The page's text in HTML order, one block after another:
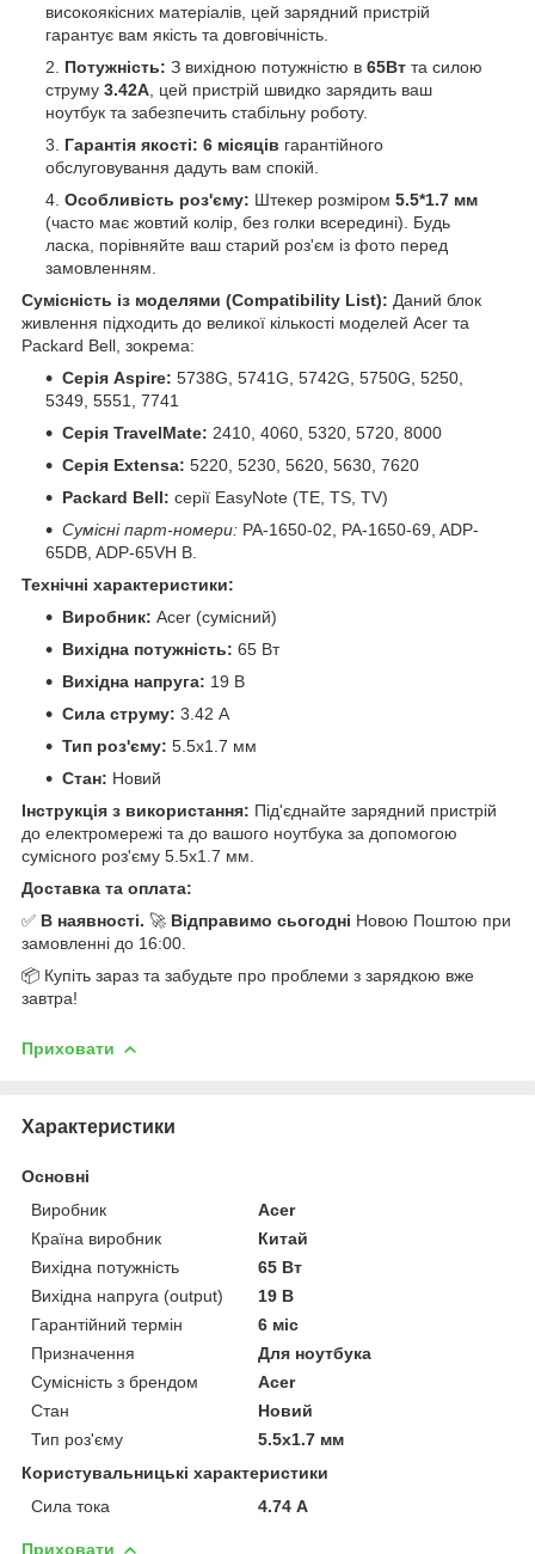
високоякісних матеріалів, цей зарядний пристрій
гарантує вам якість та довговічність.
Потужність: З вихідною потужністю в 65Вт та силою
струму 3.42А , цей пристрій швидко зарядить ваш
ноутбук та забезпечить стабільну роботу.
Гарантія якості: 6 місяців гарантійного
обслуговування дадуть вам спокій.
Особливість роз'єму: Штекер розміром 5.5*1.7 мм
(часто має жовтий колір, без голки всередині). Будь
ласка, порівняйте ваш старий роз'єм із фото перед
замовленням.
Сумісність із моделями (Compatibility List): Даний блок
живлення підходить до великої кількості моделей Acer та
Packard Bell, зокрема:
Серія Aspire: 5738G, 5741G, 5742G, 5750G, 5250,
5349, 5551, 7741
Серія TravelMate: 2410, 4060, 5320, 5720, 8000
Серія Extensa: 5220, 5230, 5620, 5630, 7620
Packard Bell: серії EasyNote (TE, TS, TV)
Сумісні парт-номери: PA-1650-02, PA-1650-69, ADP-
65DB, ADP-65VH B.
Технічні характеристики:
Виробник: Acer (сумісний)
Вихідна потужність: 65 Вт
Вихідна напруга: 19 В
Сила струму: 3.42 А
Тип роз'єму: 5.5x1.7 мм
Стан: Новий
Інструкція з використання: Під'єднайте зарядний пристрій
до електромережі та до вашого ноутбука за допомогою
сумісного роз'єму 5.5x1.7 мм.
Доставка та оплата:
✅ В наявності. 🚀 Відправимо сьогодні Новою Поштою при
замовленні до 16:00.
📦 Купіть зараз та забудьте про проблеми з зарядкою вже
завтра!
Приховати
Характеристики
Основні
Виробник
Acer
Країна виробник
Китай
Вихідна потужність
65 Вт
Вихідна напруга (output)
19 В
Гарантійний термін
6 міс
Призначення
Для ноутбука
Сумісність з брендом
Acer
Стан
Новий
Тип роз'єму
5.5x1.7 мм
Користувальницькі характеристики
Сила тока
4.74 А
Приховати